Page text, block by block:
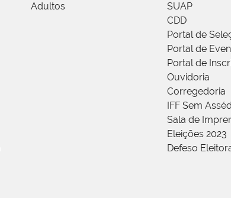
Adultos
SUAP
CDD
Portal de
Portal de
Portal de
Ouvidoria
Corregedoria
IFF Sem
Sala de
Eleições 2023
Defeso